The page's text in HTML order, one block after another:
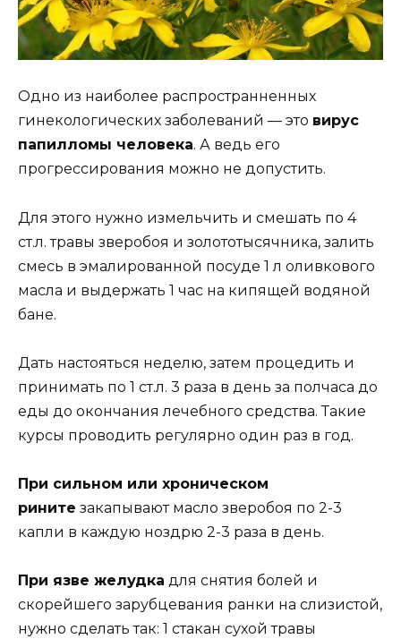
Одно из наиболее распространненных
гинекологических заболеваний — это вирус
папилломы человека. А ведь его
прогрессирования можно не допустить.
Для этого нужно измельчить и смешать по 4
ст.л. травы зверобоя и золототысячника, залить
смесь в эмалированной посуде 1 л оливкового
масла и выдержать 1 час на кипящей водяной
бане.
Дать настояться неделю, затем процедить и
принимать по 1 ст.л. 3 раза в день за полчаса до
еды до окончания лечебного средства. Такие
курсы проводить регулярно один раз в год.
При сильном или хроническом
рините закапывают масло зверобоя по 2-3
капли в каждую ноздрю 2-3 раза в день.
При язве желудка для снятия болей и
скорейшего зарубцевания ранки на слизистой,
нужно сделать так: 1 стакан сухой травы